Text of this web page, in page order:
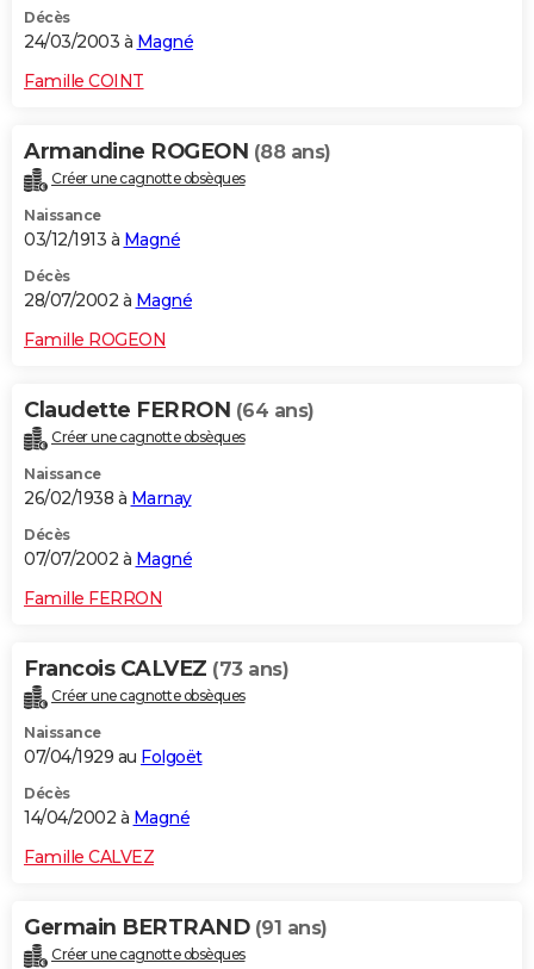
Décès
24/03/2003 à Magné
Famille COINT
Armandine ROGEON (88 ans)
Créer une cagnotte obsèques
Naissance
03/12/1913 à Magné
Décès
28/07/2002 à Magné
Famille ROGEON
Claudette FERRON (64 ans)
Créer une cagnotte obsèques
Naissance
26/02/1938 à Marnay
Décès
07/07/2002 à Magné
Famille FERRON
Francois CALVEZ (73 ans)
Créer une cagnotte obsèques
Naissance
07/04/1929 au Folgoët
Décès
14/04/2002 à Magné
Famille CALVEZ
Germain BERTRAND (91 ans)
Créer une cagnotte obsèques